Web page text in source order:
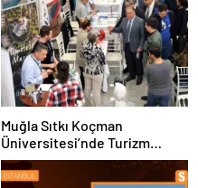
Muğla Sıtkı Koçman
Üniversitesi’nde Turizm
Sektörü ve Öğrenciler
Buluştu